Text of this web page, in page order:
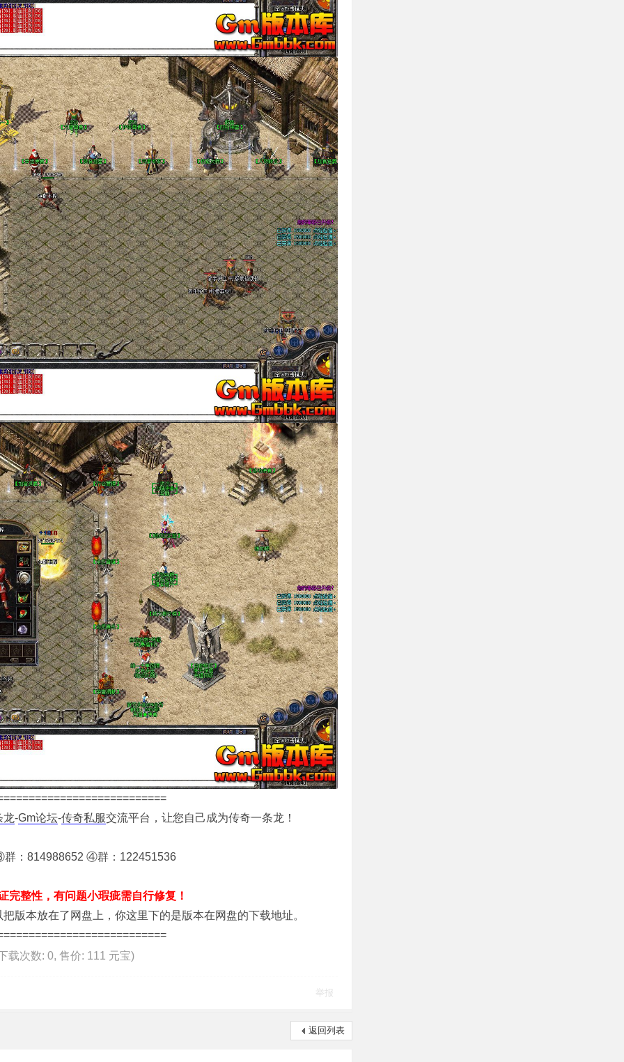
龙-Gm论坛-传奇私服交流平台，让您自己成为传奇一条龙！
：814988652 ④群：122451536
完整性，有问题小瑕疵需自行修复！
本放在了网盘上，你这里下的是版本在网盘的下载地址。
载次数: 0, 售价: 111 元宝)
举报
返回列表